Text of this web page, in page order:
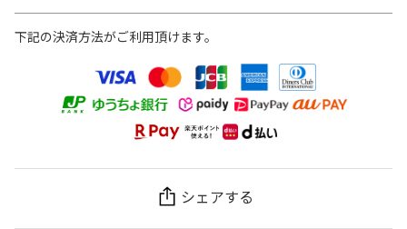
下記の決済方法がご利用頂けます。
シェアする